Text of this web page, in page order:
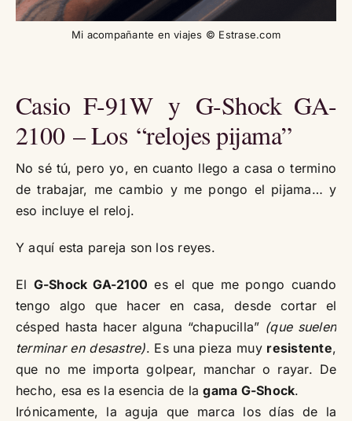
Mi acompañante en viajes © Estrase.com
Casio F-91W y G-Shock GA-
2100 – Los “relojes pijama”
No sé tú, pero yo, en cuanto llego a casa o termino
de trabajar, me cambio y me pongo el pijama… y
eso incluye el reloj.
Y aquí esta pareja son los reyes.
El G-Shock GA-2100 es el que me pongo cuando
tengo algo que hacer en casa, desde cortar el
césped hasta hacer alguna “chapucilla” (que suelen
terminar en desastre). Es una pieza muy resistente,
que no me importa golpear, manchar o rayar. De
hecho, esa es la esencia de lagama G-Shock.
Irónicamente, la aguja que marca los días de la